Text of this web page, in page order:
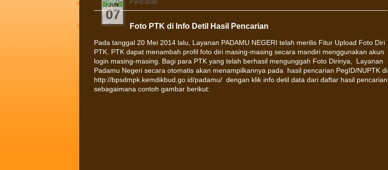
JUN
07
Pencarian
Foto PTK di Info Detil Hasil Pencarian
Pada tanggal 20 Mei 2014 lalu, Layanan PADAMU NEGERI telah merilis Fitur Upload Foto Diri
PTK. PTK dapat menambah profil foto diri masing-masing secara mandiri menggunakan akun
login masing-masing. Bagi para PTK yang telah berhasil mengunggah Foto Dirinya, Layanan
Padamu Negeri secara otomatis akan menampilkannya pada hasil pencarian PegID/NUPTK di
http://bpsdmpk.kemdikbud.go.id/padamu/ dengan klik info detil data dari daftar hasil pencarian
sebagaimana contoh gambar berikut: